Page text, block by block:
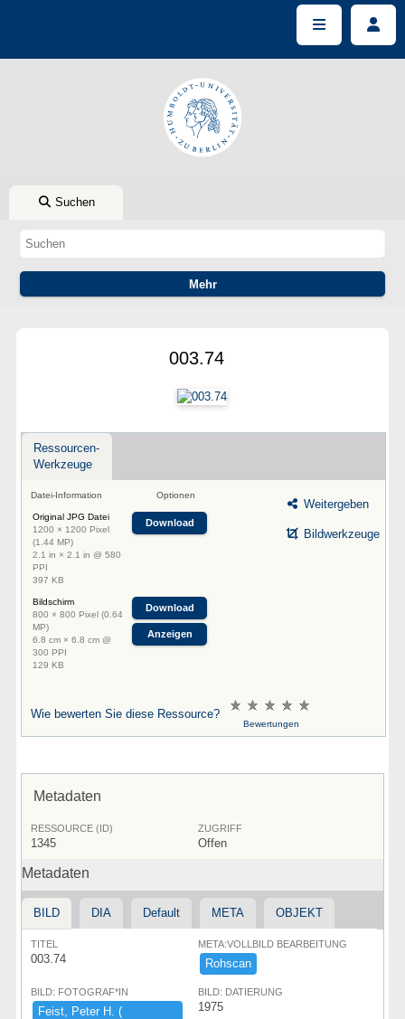
Suchen
003.74
Ressourcen-
Werkzeuge
Datei-Information Optionen
Original JPG Datei
1200 × 1200 Pixel
(1.44 MP)
2.1 in × 2.1 in @ 580
PPI
397 KB
Download
Bildschirm
800 × 800 Pixel (0.64
MP)
6.8 cm × 6.8 cm @
300 PPI
129 KB
Download
Anzeigen
Weitergeben
Bildwerkzeuge
Wie bewerten Sie diese Ressource?
Bewertungen
Metadaten
RESSOURCE (ID)
1345
ZUGRIFF
Offen
Metadaten
BILD DIA Default META OBJEKT
TITEL
003.74
META:VOLLBILD BEARBEITUNG
Rohscan
BILD: FOTOGRAF*IN
Feist,​ ​Peter ​H.​ ​(​
BILD: DATIERUNG
1975